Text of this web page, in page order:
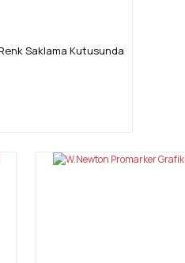
Saklama Kutusunda